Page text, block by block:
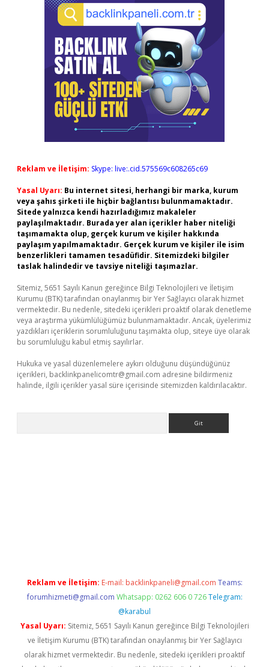
Reklam ve İletişim: Skype: live:.cid.575569c608265c69
Yasal Uyarı: Bu internet sitesi, herhangi bir marka, kurum
veya şahıs şirketi ile hiçbir bağlantısı bulunmamaktadır.
Sitede yalnızca kendi hazırladığımız makaleler
paylaşılmaktadır. Burada yer alan içerikler haber niteliği
taşımamakta olup, gerçek kurum ve kişiler hakkında
paylaşım yapılmamaktadır. Gerçek kurum ve kişiler ile isim
benzerlikleri tamamen tesadüfidir. Sitemizdeki bilgiler
taslak halindedir ve tavsiye niteliği taşımazlar.
Sitemiz, 5651 Sayılı Kanun gereğince Bilgi Teknolojileri ve İletişim
Kurumu (BTK) tarafından onaylanmış bir Yer Sağlayıcı olarak hizmet
vermektedir. Bu nedenle, sitedeki içerikleri proaktif olarak denetleme
veya araştırma yükümlülüğümüz bulunmamaktadır. Ancak, üyelerimiz
yazdıkları içeriklerin sorumluluğunu taşımakta olup, siteye üye olarak
bu sorumluluğu kabul etmiş sayılırlar.
Hukuka ve yasal düzenlemelere aykırı olduğunu düşündüğünüz
içerikleri, backlinkpanelicomtr@gmail.com adresine bildirmeniz
halinde, ilgili içerikler yasal süre içerisinde sitemizden kaldırılacaktır.
Reklam ve İletişim: E-mail: backlinkpaneli@gmail.com Teams:
forumhizmeti@gmail.com Whatsapp: 0262 606 0 726 Telegram:
@karabul
Yasal Uyarı: Sitemiz, 5651 Sayılı Kanun gereğince Bilgi Teknolojileri
ve İletişim Kurumu (BTK) tarafından onaylanmış bir Yer Sağlayıcı
olarak hizmet vermektedir. Bu nedenle, sitedeki içerikleri proaktif